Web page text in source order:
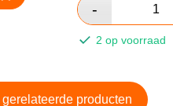
2 op voorraad
gerelateerde producten